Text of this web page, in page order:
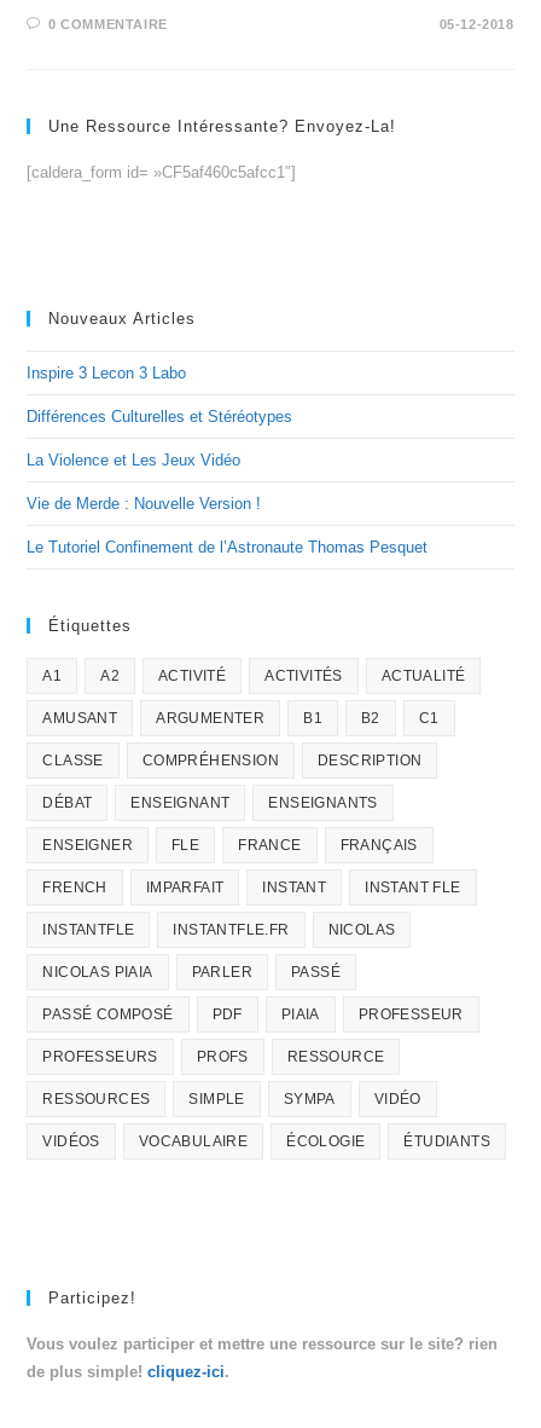
0 COMMENTAIRE 05-12-2018
Une Ressource Intéressante? Envoyez-La!
[caldera_form id= »CF5af460c5afcc1″]
Nouveaux Articles
Inspire 3 Lecon 3 Labo
Différences Culturelles et Stéréotypes
La Violence et Les Jeux Vidéo
Vie de Merde : Nouvelle Version !
Le Tutoriel Confinement de l’Astronaute Thomas Pesquet
Étiquettes
A1 A2 ACTIVITÉ ACTIVITÉS ACTUALITÉ
AMUSANT ARGUMENTER B1 B2 C1
CLASSE COMPRÉHENSION DESCRIPTION
DÉBAT ENSEIGNANT ENSEIGNANTS
ENSEIGNER FLE FRANCE FRANÇAIS
FRENCH IMPARFAIT INSTANT INSTANT FLE
INSTANTFLE INSTANTFLE.FR NICOLAS
NICOLAS PIAIA PARLER PASSÉ
PASSÉ COMPOSÉ PDF PIAIA PROFESSEUR
PROFESSEURS PROFS RESSOURCE
RESSOURCES SIMPLE SYMPA VIDÉO
VIDÉOS VOCABULAIRE ÉCOLOGIE ÉTUDIANTS
Participez!
Vous voulez participer et mettre une ressource sur le site? rien
de plus simple!cliquez-ici.